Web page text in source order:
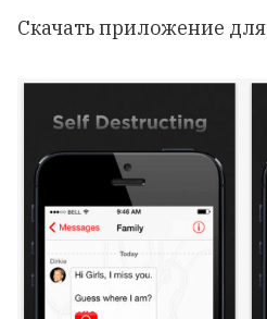
Скачать приложение для